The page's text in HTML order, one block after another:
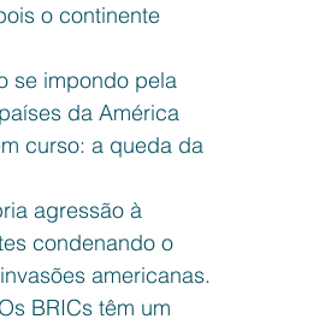
o continente
se impondo pela
da América
curso: a queda da
agressão à
condenando o
americanas.
BRICs têm um